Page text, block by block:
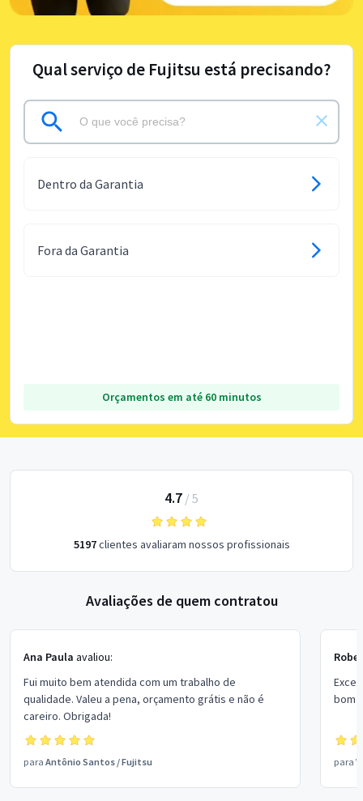
Qual serviço de Fujitsu está precisando?
Dentro da Garantia
Fora da Garantia
Orçamentos em até 60 minutos
4.7 / 5
5197clientes avaliaram nossos profissionais
Avaliações de quem contratou
Ana Paula avaliou:
Fui muito bem atendida com um trabalho de
qualidade. Valeu a pena, orçamento grátis e não é
careiro. Obrigada!
para Antônio Santos /Fujitsu
bom
para